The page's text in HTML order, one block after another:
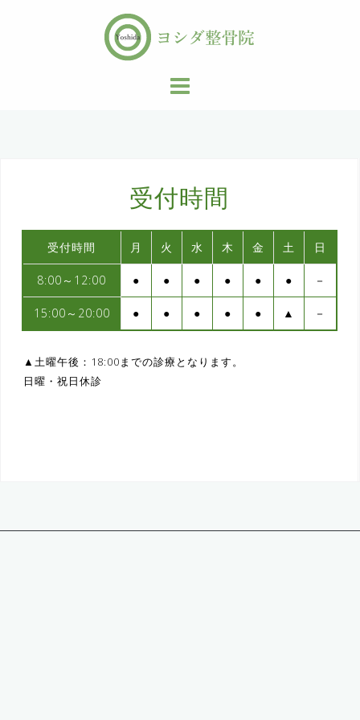
受付時間
受付時間 月 火 水 木 金 土 日
8:00～12:00 ● ● ● ● ● ● －
15:00～20:00 ● ● ● ● ● ▲ －
▲土曜午後：18:00までの診療となります。
日曜・祝日休診